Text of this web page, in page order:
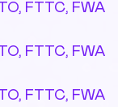
FTTC, FWA
FTTC, FWA
FTTC, FWA